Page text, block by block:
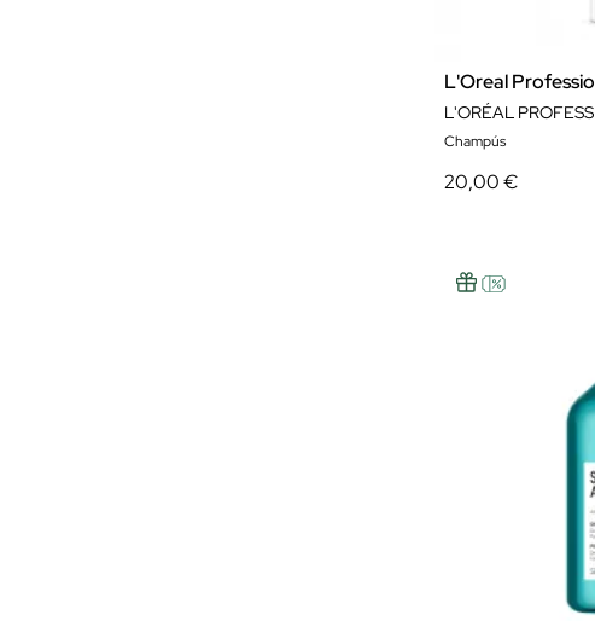
L'Oreal
Champús
20,00 €